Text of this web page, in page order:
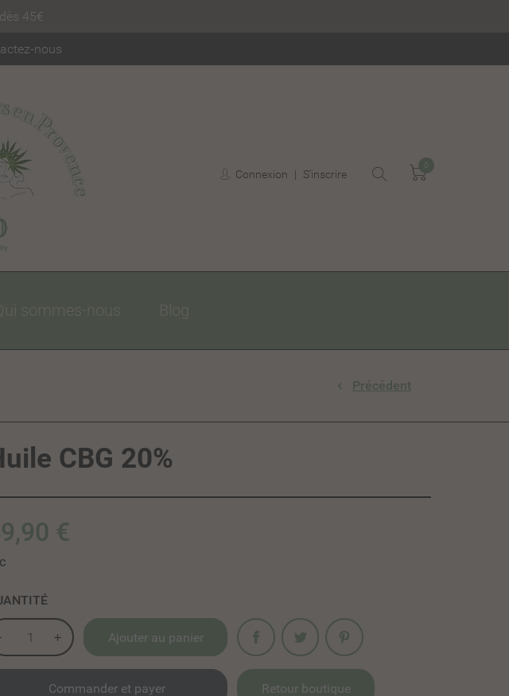
45€
nous
Connexion S'inscrire Panier
0
sommes-nous Blog
 Précédent
CBG 20%
€
Ajouter au panier
Commander et payer
Partager
Retour boutique